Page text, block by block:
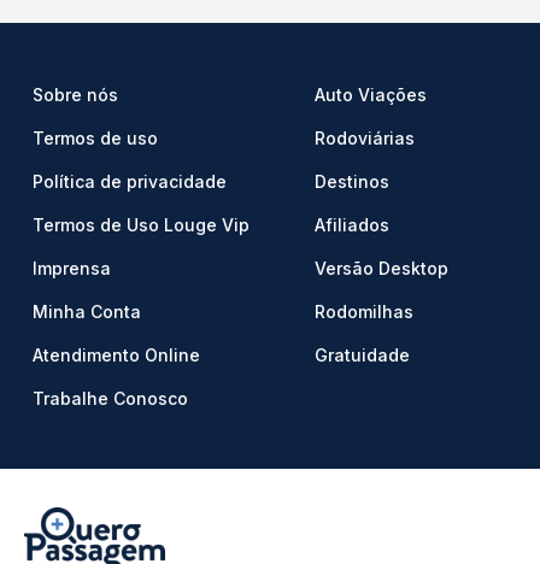
Sobre nós
Termos de uso
Política de privacidade
Termos de Uso Louge Vip
Imprensa
Minha Conta
Atendimento Online
Trabalhe Conosco
Auto Viações
Rodoviárias
Destinos
Afiliados
Versão Desktop
Rodomilhas
Gratuidade